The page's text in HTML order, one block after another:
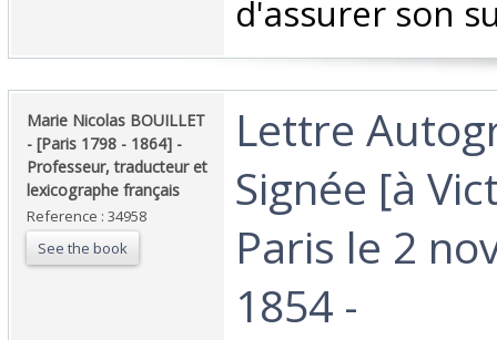
d'assurer son
‎Marie Nicolas BOUILLET
- [Paris 1798 - 1864] -
Professeur, traducteur et
lexicographe français‎
Reference : 34958
See the book
‎Lettre
Signée [à
Paris le 2
1854 -‎